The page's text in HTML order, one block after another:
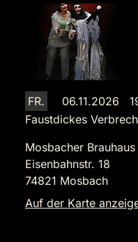
FR.
06.11.2026
Faustdickes
Mosbacher Brauhaus
Eisenbahnstr. 18
74821 Mosbach
Auf der Karte